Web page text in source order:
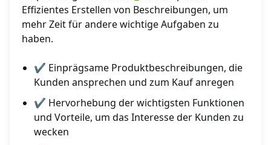
Effizientes Erstellen von Beschreibungen, um
mehr Zeit für andere wichtige Aufgaben zu
haben.
✔ Einprägsame Produktbeschreibungen, die
Kunden ansprechen und zum Kauf anregen
✔ Hervorhebung der wichtigsten Funktionen
und Vorteile, um das Interesse der Kunden zu
wecken